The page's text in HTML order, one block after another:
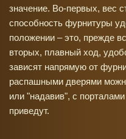
значение. Во-первых, вес
способность фурнитуры
положении – это, прежде
вторых, плавный ход,
зависят напрямую от
распашными дверями
или "надавив", с
приведут.